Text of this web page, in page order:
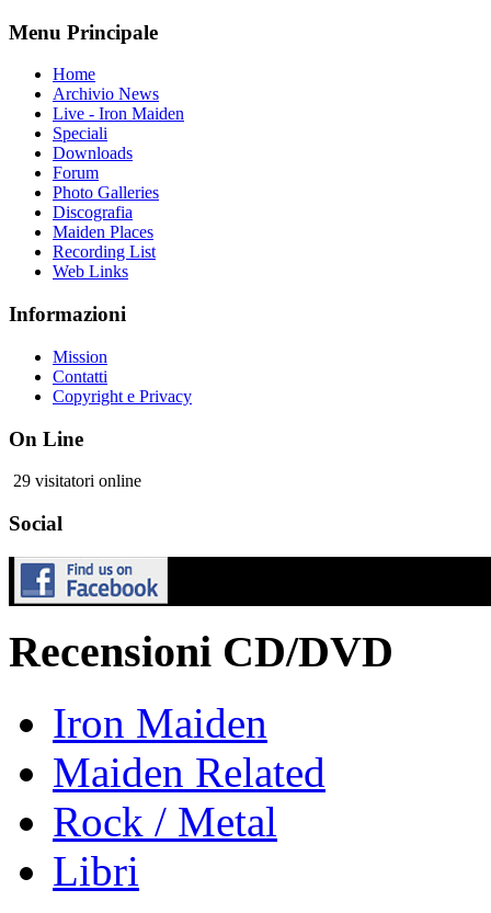
Menu Principale
Home
Archivio News
Live - Iron Maiden
Speciali
Downloads
Forum
Photo Galleries
Discografia
Maiden Places
Recording List
Web Links
Informazioni
Mission
Contatti
Copyright e Privacy
On Line
29 visitatori online
Social
Recensioni CD/DVD
Iron Maiden
Maiden Related
Rock / Metal
Libri